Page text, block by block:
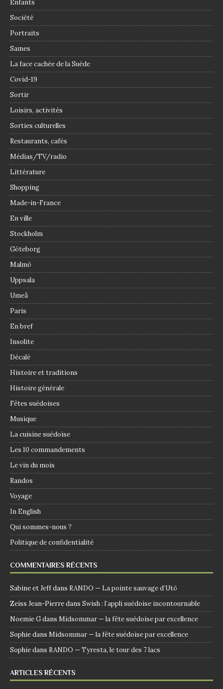
Enfants
Société
Portraits
Sames
La face cachée de la Suède
Covid-19
Sortir
Loisirs, activités
Sorties culturelles
Restaurants, cafés
Médias/TV/radio
Littérature
Shopping
Made-in-France
En ville
Stockholm
Göteborg
Malmö
Uppsala
Umeå
Paris
En bref
Insolite
Décalé
Histoire et traditions
Histoire générale
Fêtes suédoises
Musique
La cuisine suédoise
Les 10 commandements
Le vin du mois
Randos
Voyage
In English
Qui sommes-nous ?
Politique de confidentialité
COMMENTAIRES RÉCENTS
Sabine et Jeffdans RANDO — La pointe sauvage d’Utö
Zeiss Jean-Pierredans Swish : l’appli suédoise incontournable
Noemie Gdans Midsommar — la fête suédoise par excellence
Sophiedans Midsommar — la fête suédoise par excellence
Sophiedans RANDO — Tyresta, le tour des 7 lacs
ARTICLES RÉCENTS